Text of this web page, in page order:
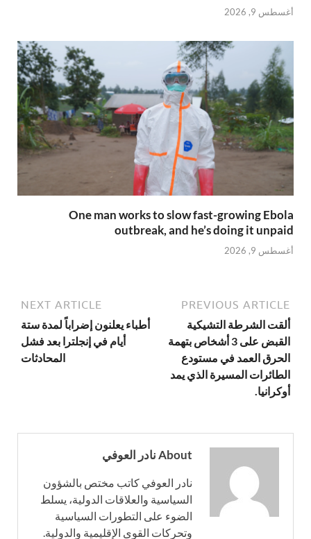
أغسطس 9, 2026
One man works to slow fast-growing Ebola
outbreak, and he’s doing it unpaid
أغسطس 9, 2026
PREVIOUS ARTICLE
ألقت الشرطة التشيكية
القبض على 3 أشخاص بتهمة
الحرق العمد في مستودع
الطائرات المسيرة الذي يمد
أوكرانيا.
NEXT ARTICLE
أطباء يعلنون إضراباً لمدة ستة
أيام في إنجلترا بعد فشل
المحادثات
About نادر العوفي
نادر العوفي كاتب مختص بالشؤون
السياسية والعلاقات الدولية، يسلط
الضوء على التطورات السياسية
وتحركات القوى الإقليمية والدولية.